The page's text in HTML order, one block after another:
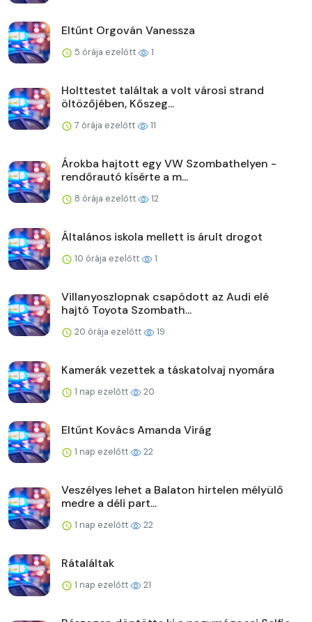
Eltűnt Orgován Vanessza
5 órája ezelőtt 1
Holttestet találtak a volt városi strand
öltözőjében, Kőszeg...
7 órája ezelőtt 11
Árokba hajtott egy VW Szombathelyen -
rendőrautó kísérte a m...
8 órája ezelőtt 12
Általános iskola mellett is árult drogot
10 órája ezelőtt 1
Villanyoszlopnak csapódott az Audi elé
hajtó Toyota Szombath...
20 órája ezelőtt 19
Kamerák vezettek a táskatolvaj nyomára
1 nap ezelőtt 20
Eltűnt Kovács Amanda Virág
1 nap ezelőtt 22
Veszélyes lehet a Balaton hirtelen mélyülő
medre a déli part...
1 nap ezelőtt 22
Rátaláltak
1 nap ezelőtt 21